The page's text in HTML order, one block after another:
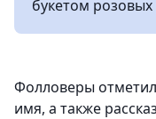
букетом розовых
Фолловеры
имя, а также